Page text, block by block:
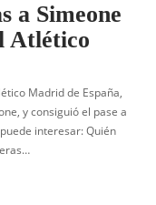
a Simeone
Atlético
Madrid de España,
y consiguió el pase a
interesar: Quién